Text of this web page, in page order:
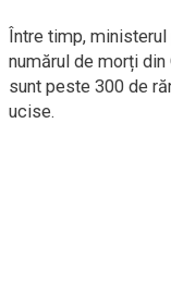
Între timp,
numărul de morți
sunt peste 300 de
ucise.